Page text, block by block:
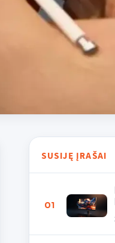
SUSIJĘ ĮRAŠAI
01